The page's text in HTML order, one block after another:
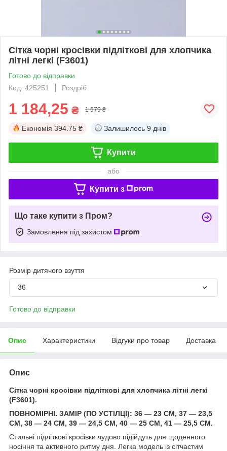
Сітка чорні кросівки підліткові для хлопчика
літні легкі (F3601)
Готово до відправки
Код: 425251
Роздріб
1 184,25 ₴ 1 579 ₴
Економія 394.75 ₴ Залишилось 9 днів
Купити
або
Купити з
Що таке купити з Пром?
Замовлення під захистом
Розмір дитячого взуття
36
Готово до відправки
Опис Характеристики Відгуки про товар Доставка
Опис
Сітка чорні кросівки підліткові для хлопчика літні легкі
(F3601).
ПОВНОМІРНІ. ЗАМІР (ПО УСТІЛЦІ): 36 — 23 СМ, 37 — 23,5
СМ, 38 — 24 СМ, 39 — 24,5 СМ, 40 — 25 СМ, 41 — 25,5 СМ.
Стильні підліткові кросівки чудово підійдуть для щоденного
носіння та активного ритму дня. Легка модель із сітчастим